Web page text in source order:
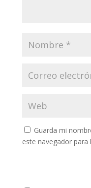
Guarda mi
este navegador